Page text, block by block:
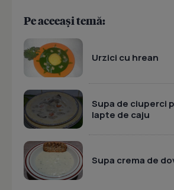
Pe aceeași temă:
Urzici cu hrean
Supa de ciuperci
lapte de caju
Supa crema de